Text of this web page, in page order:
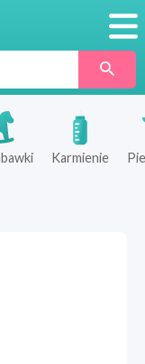
Karmienie